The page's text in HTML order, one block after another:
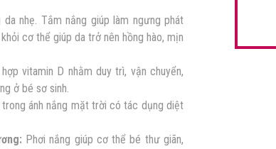
nhẹ. Tắm nắng giúp làm ngưng phát
cơ thể giúp da trở nên hồng hào, mịn
vitamin D nhằm duy trì, vận chuyển,
ở bé sơ sinh.
ánh nắng mặt trời có tác dụng diệt
Phơi nắng giúp cơ thể bé thư giãn,